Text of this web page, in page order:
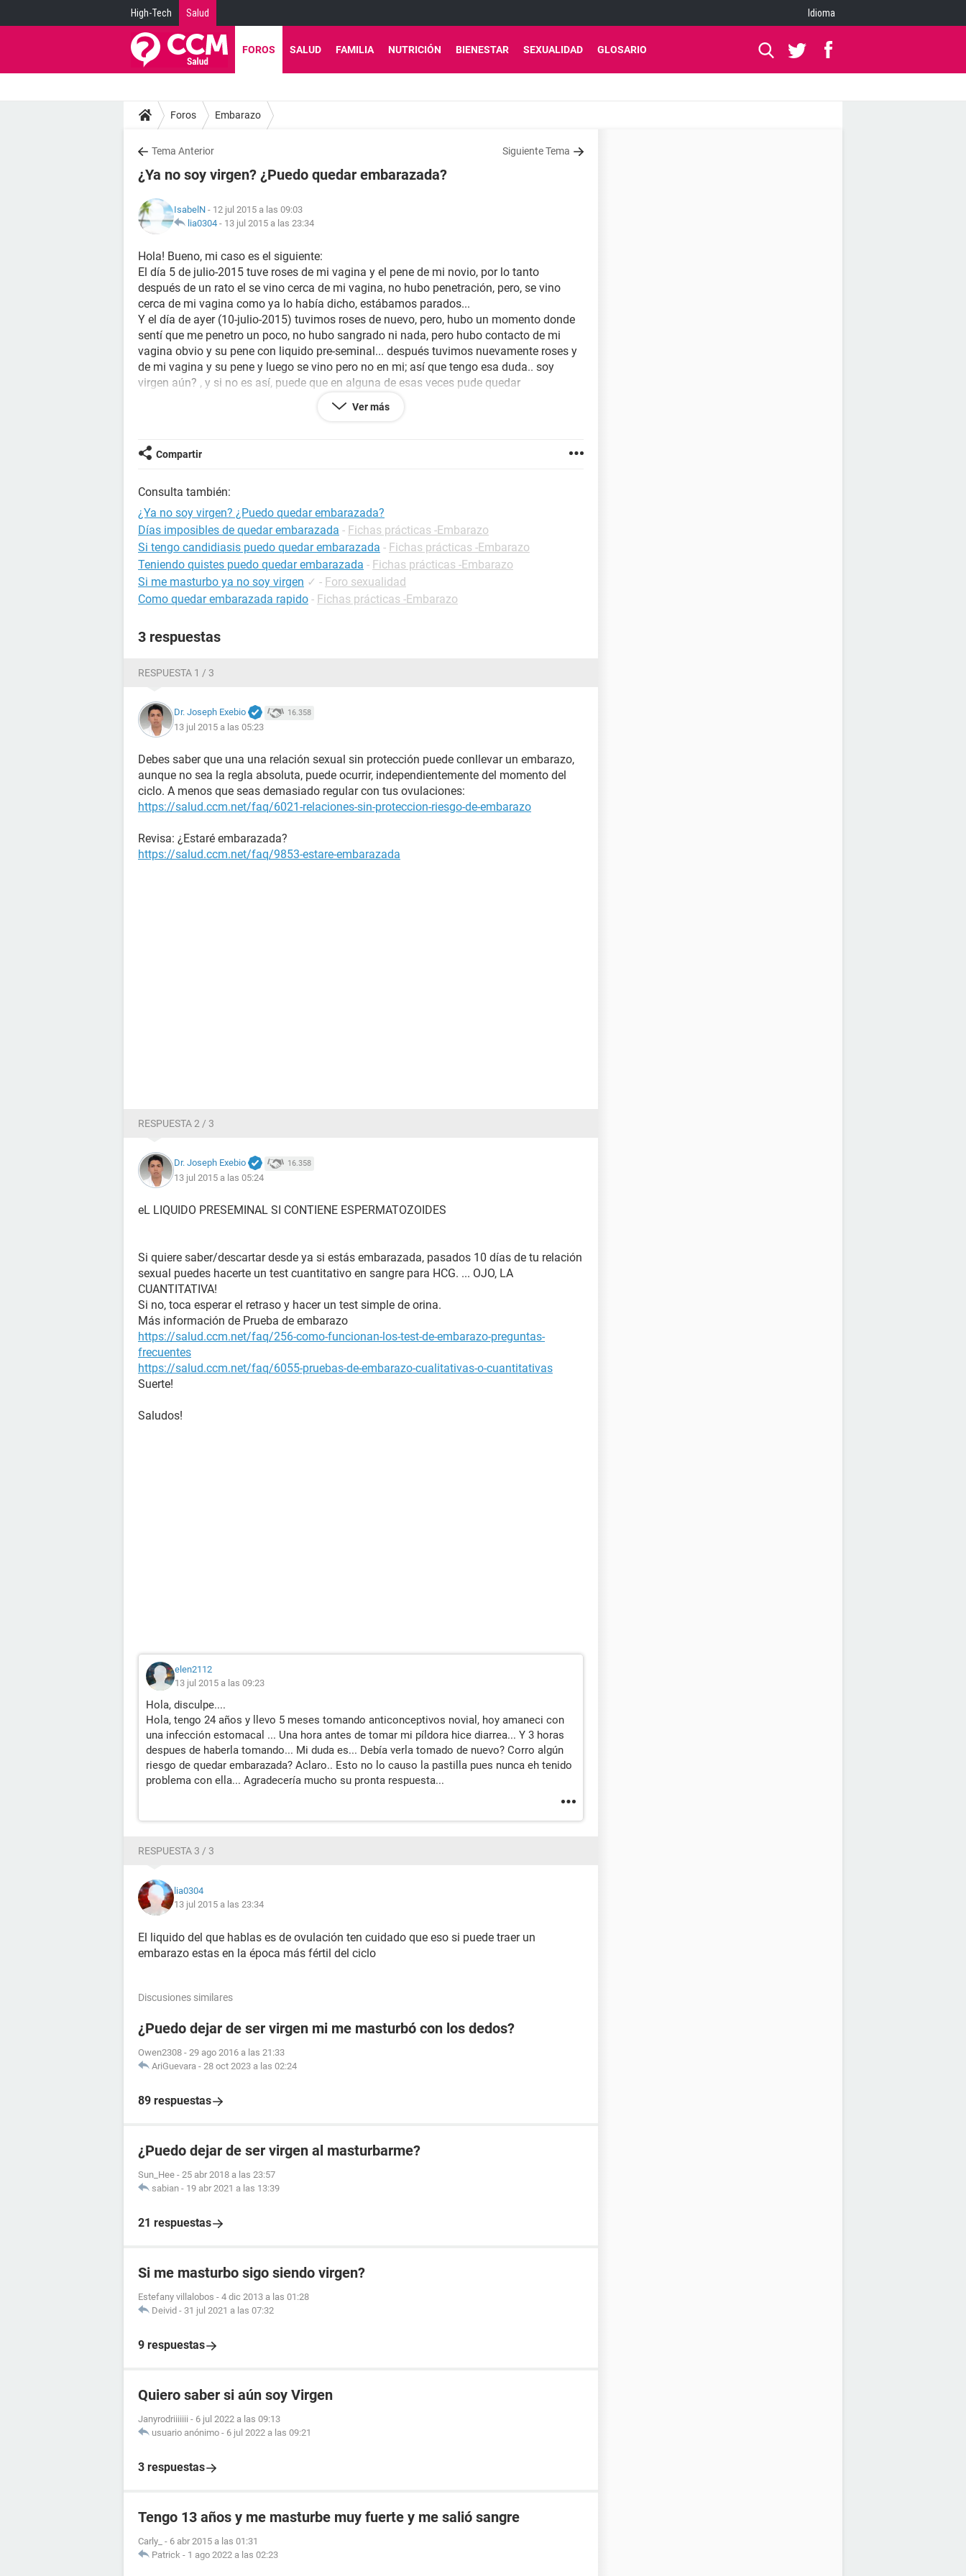
High-Tech Salud Idioma
FOROS SALUD FAMILIA NUTRICIÓN BIENESTAR SEXUALIDAD GLOSARIO
Foros Embarazo
Tema Anterior Siguiente Tema
¿Ya no soy virgen? ¿Puedo quedar embarazada?
IsabelN - 12 jul 2015 a las 09:03
lia0304 - 13 jul 2015 a las 23:34
Hola! Bueno, mi caso es el siguiente:
El día 5 de julio-2015 tuve roses de mi vagina y el pene de mi novio, por lo tanto
después de un rato el se vino cerca de mi vagina, no hubo penetración, pero, se vino
cerca de mi vagina como ya lo había dicho, estábamos parados...
Y el día de ayer (10-julio-2015) tuvimos roses de nuevo, pero, hubo un momento donde
sentí que me penetro un poco, no hubo sangrado ni nada, pero hubo contacto de mi
vagina obvio y su pene con liquido pre-seminal... después tuvimos nuevamente roses y
de mi vagina y su pene y luego se vino pero no en mi; así que tengo esa duda.. soy
virgen aún? , y si no es así, puede que en alguna de esas veces pude quedar
Además de que me sale un liquido blanco- transparente, eso tiene que ver conque este o
pero tengo mucho miedo
PD: NO USE NINGÚN MÉTODO ANTICONCEPTIVO
Ver más
Compartir
Consulta también:
¿Ya no soy virgen? ¿Puedo quedar embarazada?
Días imposibles de quedar embarazada - Fichas prácticas -Embarazo
Si tengo candidiasis puedo quedar embarazada - Fichas prácticas -Embarazo
Teniendo quistes puedo quedar embarazada - Fichas prácticas -Embarazo
Si me masturbo ya no soy virgen ✓ - Foro sexualidad
Como quedar embarazada rapido - Fichas prácticas -Embarazo
3 respuestas
RESPUESTA 1 / 3
Dr. Joseph Exebio 16.358
13 jul 2015 a las 05:23
Debes saber que una una relación sexual sin protección puede conllevar un embarazo,
aunque no sea la regla absoluta, puede ocurrir, independientemente del momento del
ciclo. A menos que seas demasiado regular con tus ovulaciones:
https://salud.ccm.net/faq/6021-relaciones-sin-proteccion-riesgo-de-embarazo
Revisa: ¿Estaré embarazada?
https://salud.ccm.net/faq/9853-estare-embarazada
RESPUESTA 2 / 3
Dr. Joseph Exebio 16.358
13 jul 2015 a las 05:24
eL LIQUIDO PRESEMINAL SI CONTIENE ESPERMATOZOIDES
Si quiere saber/descartar desde ya si estás embarazada, pasados 10 días de tu relación
sexual puedes hacerte un test cuantitativo en sangre para HCG. ... OJO, LA
CUANTITATIVA!
Si no, toca esperar el retraso y hacer un test simple de orina.
Más información de Prueba de embarazo
https://salud.ccm.net/faq/256-como-funcionan-los-test-de-embarazo-preguntas-
frecuentes
https://salud.ccm.net/faq/6055-pruebas-de-embarazo-cualitativas-o-cuantitativas
Suerte!
Saludos!
elen2112
13 jul 2015 a las 09:23
Hola, disculpe....
Hola, tengo 24 años y llevo 5 meses tomando anticonceptivos novial, hoy amaneci con
una infección estomacal ... Una hora antes de tomar mi píldora hice diarrea... Y 3 horas
despues de haberla tomando... Mi duda es... Debía verla tomado de nuevo? Corro algún
riesgo de quedar embarazada? Aclaro.. Esto no lo causo la pastilla pues nunca eh tenido
problema con ella... Agradecería mucho su pronta respuesta...
RESPUESTA 3 / 3
lia0304
13 jul 2015 a las 23:34
El liquido del que hablas es de ovulación ten cuidado que eso si puede traer un
embarazo estas en la época más fértil del ciclo
Discusiones similares
¿Puedo dejar de ser virgen mi me masturbó con los dedos?
Owen2308 - 29 ago 2016 a las 21:33
AriGuevara - 28 oct 2023 a las 02:24
89 respuestas
¿Puedo dejar de ser virgen al masturbarme?
Sun_Hee - 25 abr 2018 a las 23:57
sabian - 19 abr 2021 a las 13:39
21 respuestas
Si me masturbo sigo siendo virgen?
Estefany villalobos - 4 dic 2013 a las 01:28
Deivid - 31 jul 2021 a las 07:32
9 respuestas
Quiero saber si aún soy Virgen
Janyrodriiiiiii - 6 jul 2022 a las 09:13
usuario anónimo - 6 jul 2022 a las 09:21
3 respuestas
Tengo 13 años y me masturbe muy fuerte y me salió sangre
Carly_ - 6 abr 2015 a las 01:31
Patrick - 1 ago 2022 a las 02:23